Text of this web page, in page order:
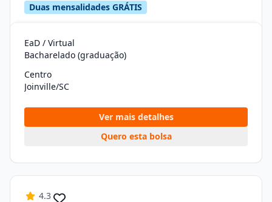
Duas mensalidades GRÁTIS
EaD / Virtual
Bacharelado (graduação)
Centro
Joinville/SC
Ver mais detalhes
Quero esta bolsa
4.3